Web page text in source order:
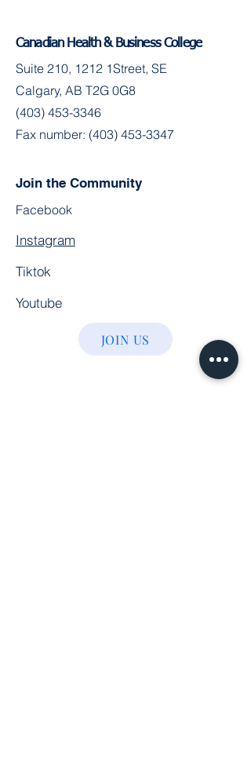
Canadian Health & Business College
Suite 210, 1212 1Street, SE
Calgary, AB T2G 0G8
(403) 453-3346
Fax number: (403) 453-3347
Join the Community
Facebook
Instagram
Tiktok
Youtube
JOIN US